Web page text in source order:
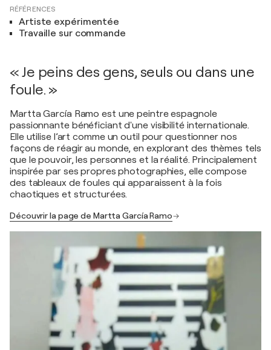
RÉFÉRENCES
Artiste expérimentée
Travaille sur commande
« Je peins des gens, seuls ou dans une
foule. »
Martta García Ramo est une peintre espagnole
passionnante bénéficiant d'une visibilité internationale.
Elle utilise l’art comme un outil pour questionner nos
façons de réagir au monde, en explorant des thèmes tels
que le pouvoir, les personnes et la réalité. Principalement
inspirée par ses propres photographies, elle compose
des tableaux de foules qui apparaissent à la fois
chaotiques et structurées.
Découvrir la page de Martta García Ramo